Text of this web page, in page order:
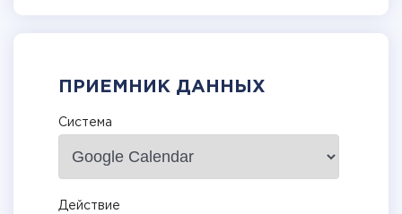
ПРИЕМНИК ДАННЫХ
Система
Действие